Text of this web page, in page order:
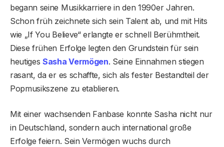
begann seine Musikkarriere in den 1990er Jahren.
Schon früh zeichnete sich sein Talent ab, und mit Hits
wie „If You Believe“ erlangte er schnell Berühmtheit.
Diese frühen Erfolge legten den Grundstein für sein
heutigesSasha Vermögen. Seine Einnahmen stiegen
rasant, da er es schaffte, sich als fester Bestandteil der
Popmusikszene zu etablieren.
Mit einer wachsenden Fanbase konnte Sasha nicht nur
in Deutschland, sondern auch international große
Erfolge feiern. Sein Vermögen wuchs durch